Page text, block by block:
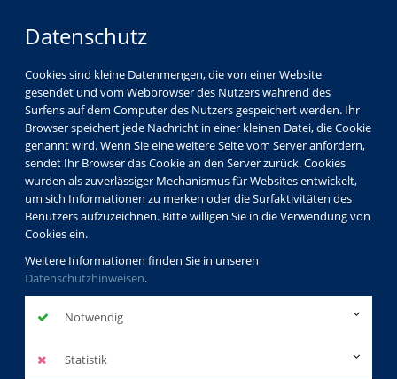
Datenschutz
Cookies sind kleine Datenmengen, die von einer Website
gesendet und vom Webbrowser des Nutzers während des
Surfens auf dem Computer des Nutzers gespeichert werden. Ihr
Browser speichert jede Nachricht in einer kleinen Datei, die Cookie
genannt wird. Wenn Sie eine weitere Seite vom Server anfordern,
sendet Ihr Browser das Cookie an den Server zurück. Cookies
wurden als zuverlässiger Mechanismus für Websites entwickelt,
um sich Informationen zu merken oder die Surfaktivitäten des
Benutzers aufzuzeichnen. Bitte willigen Sie in die Verwendung von
Cookies ein.
Weitere Informationen finden Sie in unseren
Datenschutzhinweisen.
Notwendig
Statistik